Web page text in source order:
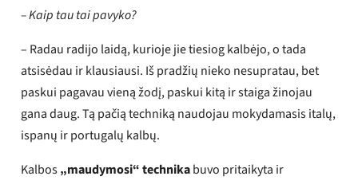
– Kaip tau tai pavyko?
– Radau radijo laidą, kurioje jie tiesiog kalbėjo, o tada
atsisėdau ir klausiausi. Iš pradžių nieko nesupratau, bet
paskui pagavau vieną žodį, paskui kitą ir staiga žinojau
gana daug. Tą pačią techniką naudojau mokydamasis italų,
ispanų ir portugalų kalbų.
Kalbos„maudymosi“ technikabuvo pritaikyta ir